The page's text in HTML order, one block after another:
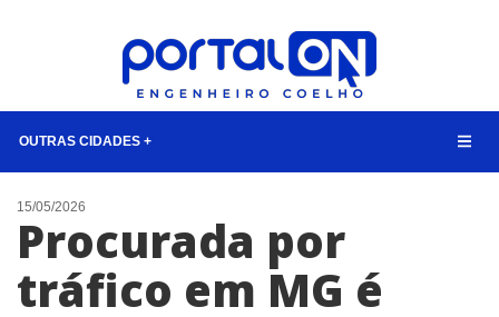
OUTRAS CIDADES +
NOTÍCIAS
LISTA DIGITAL
TELEFONES ÚTEIS
15/05/2026
Procurada por
tráfico em MG é